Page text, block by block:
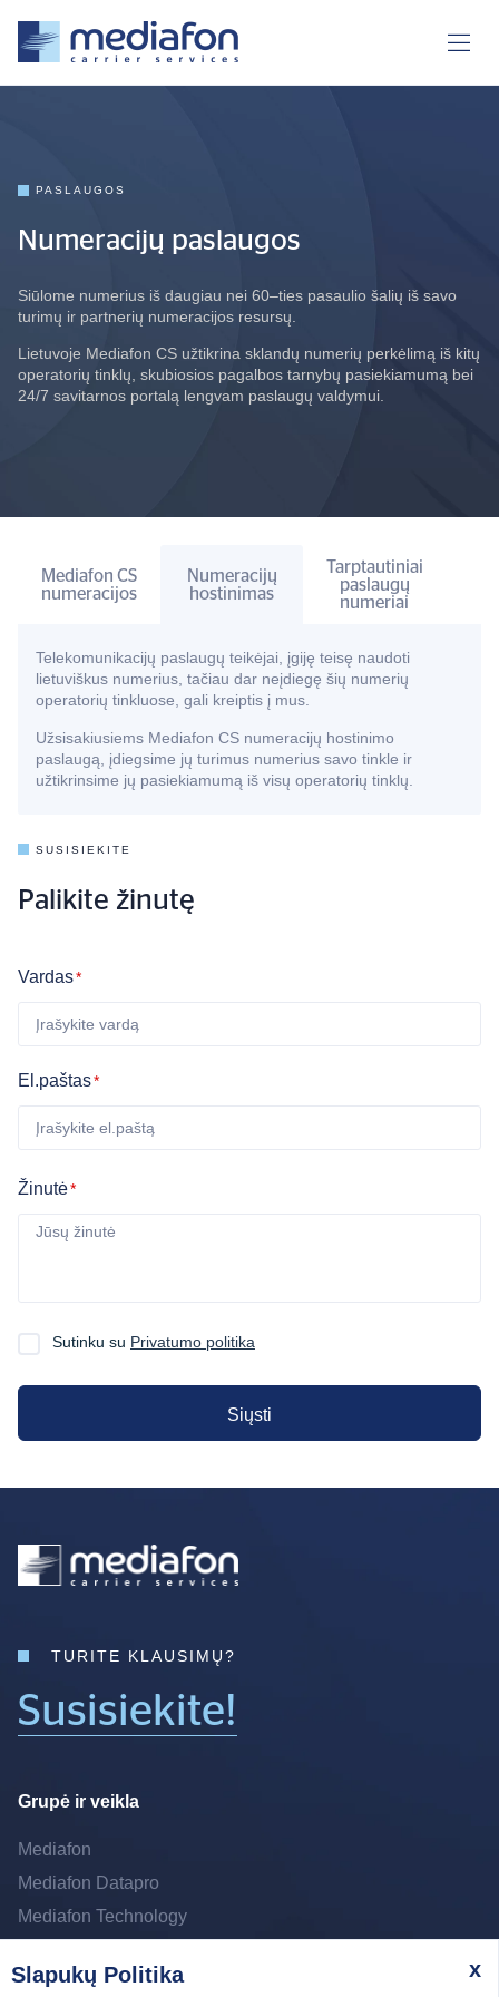
x
Slapukų Politika
PASLAUGOS
Numeracijų paslaugos
Siūlome numerius iš daugiau nei 60–ties pasaulio šalių iš savo
turimų ir partnerių numeracijos resursų.
Lietuvoje Mediafon CS užtikrina sklandų numerių perkėlimą iš kitų
operatorių tinklų, skubiosios pagalbos tarnybų pasiekiamumą bei
24/7 savitarnos portalą lengvam paslaugų valdymui.
Mediafon CS
numeracijos
Numeracijų
hostinimas
Tarptautiniai
paslaugų
numeriai
Telekomunikacijų paslaugų teikėjai, įgiję teisę naudoti
lietuviškus numerius, tačiau dar neįdiegę šių numerių
operatorių tinkluose, gali kreiptis į mus.
Užsisakiusiems Mediafon CS numeracijų hostinimo
paslaugą, įdiegsime jų turimus numerius savo tinkle ir
užtikrinsime jų pasiekiamumą iš visų operatorių tinklų.
SUSISIEKITE
Palikite žinutę
Vardas*
El.paštas*
Žinutė*
Sutinku su Privatumo politika
Siųsti
TURITE KLAUSIMŲ?
Susisiekite!
Grupė ir veikla
Mediafon
Mediafon Datapro
Mediafon Technology